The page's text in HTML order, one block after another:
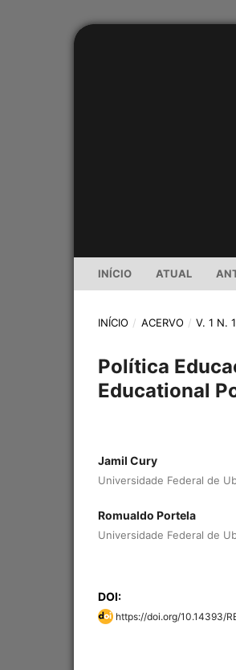
INÍCIO ATUAL
INÍCIO / ACERVO / V. 1 N.
Política
Educational
Jamil Cury
Universidade Federal de
Romualdo Portela
Universidade Federal de
DOI:
https://doi.org/10.14393/